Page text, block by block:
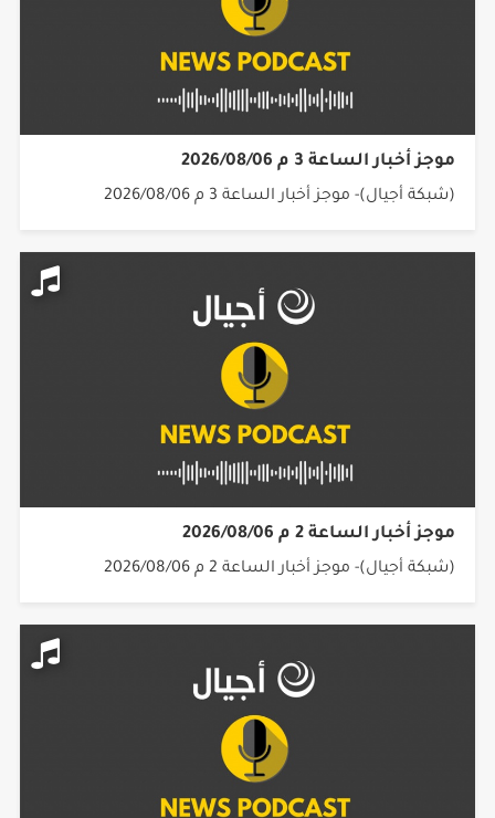
موجز أخبار الساعة 3 م 2026/08/06
(شبكة أجيال)- موجز أخبار الساعة 3 م 2026/08/06
موجز أخبار الساعة 2 م 2026/08/06
(شبكة أجيال)- موجز أخبار الساعة 2 م 2026/08/06